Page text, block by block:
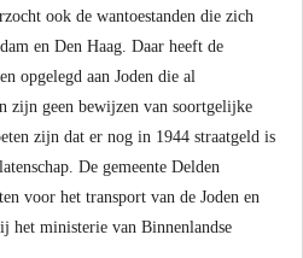
ook de wantoestanden die zich
en Den Haag. Daar heeft de
opgelegd aan Joden die al
zijn geen bewijzen van soortgelijke
zijn dat er nog in 1944 straatgeld is
De gemeente Delden
voor het transport van de Joden en
het ministerie van Binnenlandse